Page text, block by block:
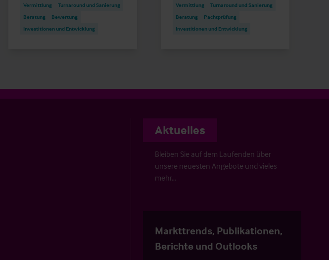
Vermittlung
Turnaround und Sanierung
Beratung
Bewertung
Investitionen und Entwicklung
Vermittlung
Turnaround und Sanierung
Beratung
Pachtprüfung
Investitionen und Entwicklung
Aktuelles
Bleiben Sie auf dem Laufenden über
unsere neuesten Angebote und vieles
mehr…
Markttrends, Publikationen,
Berichte und Outlooks